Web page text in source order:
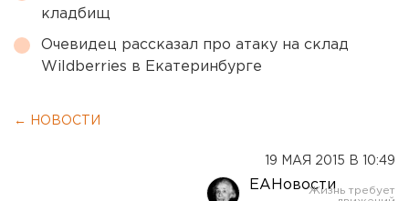
кладбищ
Очевидец рассказал про атаку на склад
Wildberries в Екатеринбурге
← НОВОСТИ
19 МАЯ 2015 В 10:49
ЕАНовости